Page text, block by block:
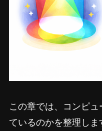
この章では、コンピ
ているのかを整理し